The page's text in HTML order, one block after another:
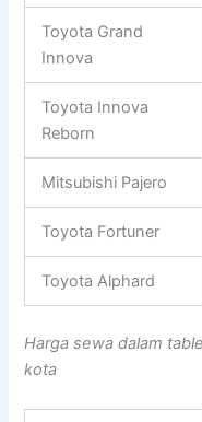
Toyota Grand
Innova
Toyota Innova
Reborn
Mitsubishi Pajero
Toyota Fortuner
Toyota Alphard
Harga sewa dalam
kota